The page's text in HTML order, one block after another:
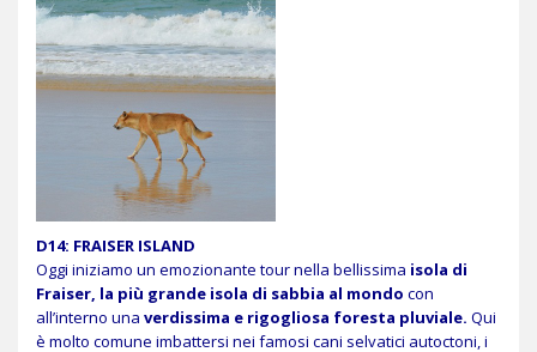
D14: FRAISER ISLAND
Oggi iniziamo un emozionante tour nella bellissima isola di
Fraiser, la più grande isola di sabbia al mondo con
all’interno una verdissima e rigogliosa foresta pluviale. Qui
è molto comune imbattersi nei famosi cani selvatici autoctoni, i